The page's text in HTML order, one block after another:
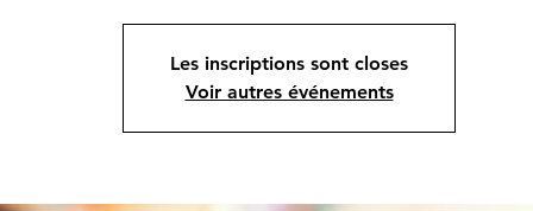
Les inscriptions sont closes
Voir autres événements